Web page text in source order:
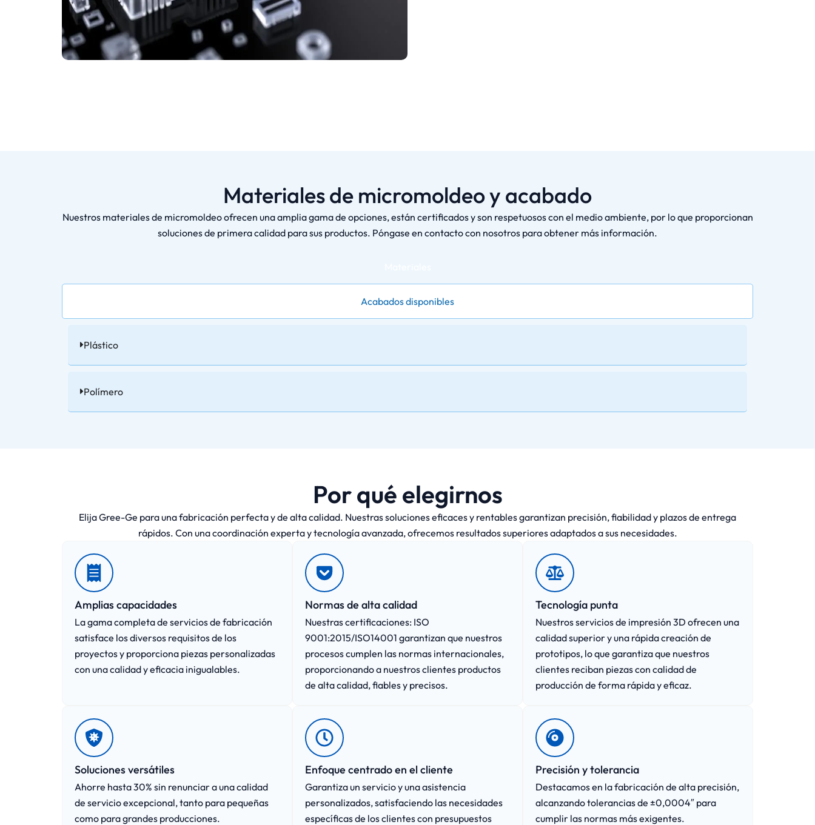
Materiales de micromoldeo y acabado
Nuestros materiales de micromoldeo ofrecen una amplia gama de opciones, están certificados y son respetuosos con el medio ambiente, por lo que proporcionan
soluciones de primera calidad para sus productos. Póngase en contacto con nosotros para obtener más información.
Acabados disponibles
Plástico
Polímero
Por qué elegirnos
Elija Gree-Ge para una fabricación perfecta y de alta calidad. Nuestras soluciones eficaces y rentables garantizan precisión, fiabilidad y plazos de entrega
rápidos. Con una coordinación experta y tecnología avanzada, ofrecemos resultados superiores adaptados a sus necesidades.
Amplias capacidades
La gama completa de servicios de fabricación
satisface los diversos requisitos de los
proyectos y proporciona piezas personalizadas
con una calidad y eficacia inigualables.
Normas de alta calidad
Nuestras certificaciones: ISO
9001:2015/ISO14001 garantizan que nuestros
procesos cumplen las normas internacionales,
proporcionando a nuestros clientes productos
de alta calidad, fiables y precisos.
Tecnología punta
Nuestros servicios de impresión 3D ofrecen una
calidad superior y una rápida creación de
prototipos, lo que garantiza que nuestros
clientes reciban piezas con calidad de
producción de forma rápida y eficaz.
Soluciones versátiles
Ahorre hasta 30% sin renunciar a una calidad
de servicio excepcional, tanto para pequeñas
como para grandes producciones.
Enfoque centrado en el cliente
Garantiza un servicio y una asistencia
personalizados, satisfaciendo las necesidades
específicas de los clientes con presupuestos
Precisión y tolerancia
Destacamos en la fabricación de alta precisión,
alcanzando tolerancias de ±0,0004″ para
cumplir las normas más exigentes.